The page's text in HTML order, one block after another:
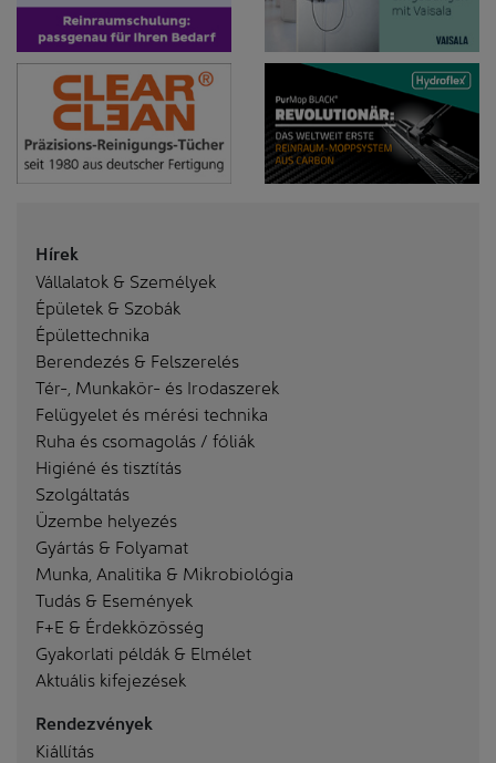
Hírek
Vállalatok & Személyek
Épületek & Szobák
Épülettechnika
Berendezés & Felszerelés
Tér-, Munkakör- és Irodaszerek
Felügyelet és mérési technika
Ruha és csomagolás / fóliák
Higiéné és tisztítás
Szolgáltatás
Üzembe helyezés
Gyártás & Folyamat
Munka, Analitika & Mikrobiológia
Tudás & Események
F+E & Érdekközösség
Gyakorlati példák & Elmélet
Aktuális kifejezések
Rendezvények
Kiállítás